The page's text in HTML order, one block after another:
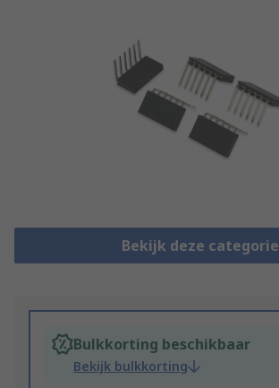
Bekijk deze categorie
Bulkkorting beschikbaar
Bekijk bulkkorting